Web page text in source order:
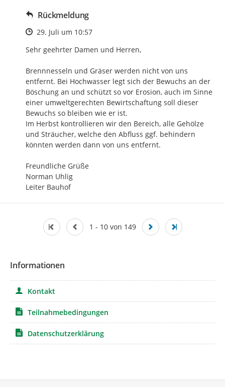
Rückmeldung
Zeitpunkt des Erstellens
29. Juli um 10:57
Sehr geehrter Damen und Herren,
Brennnesseln und Gräser werden nicht von uns
entfernt. Bei Hochwasser legt sich der Bewuchs an der
Böschung an und schützt so vor Erosion, auch im Sinne
einer umweltgerechten Bewirtschaftung soll dieser
Bewuchs so bleiben wie er ist.
Im Herbst kontrollieren wir den Bereich, alle Gehölze
und Sträucher, welche den Abfluss ggf. behindern
könnten werden dann von uns entfernt.
Freundliche Grüße
Norman Uhlig
Leiter Bauhof
1 - 10 von 149
Informationen
Kontakt
Teilnahmebedingungen
Datenschutzerklärung